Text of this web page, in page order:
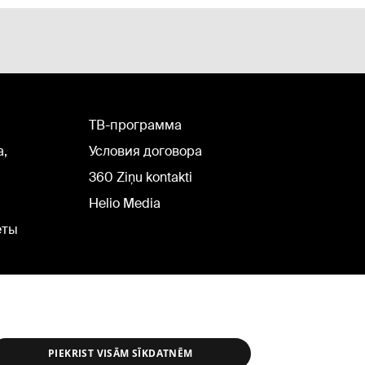
TВ-программа
Условия договора
360 Ziņu kontakti
Helio Media
PIEKRIST VISĀM SĪKDATNĒM